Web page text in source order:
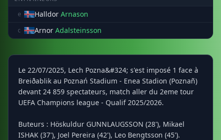
e
Halldor Arnason
c Arnor Adalsteinsson
Le 22/07/2025, Lech Pozna&#324; s'est imposé 1 face à
Breiðablik au Poznań Stadium - Enea Stadion (Poznañ)
devant 24 859 spectateurs, match aller du 2eme tour
UEFA Champions league - Qualif 2025/2026.
Buteurs : Höskuldur GUNNLAUGSSON (28'), Mikael
ISHAK (37'), Joel Pereira (42'), Leo Bengtsson (45').